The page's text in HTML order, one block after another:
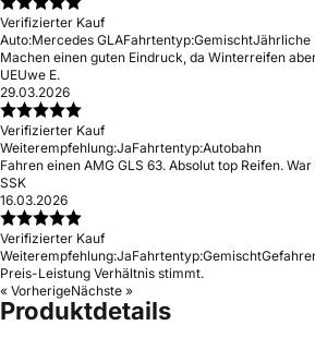
Verifizierter Kauf
Auto:Mercedes GLAFahrtentyp:GemischtJährliche
Machen einen guten Eindruck, da Winterreifen
UEUwe E.
29.03.2026
Verifizierter Kauf
Weiterempfehlung:JaFahrtentyp:Autobahn
Fahren einen AMG GLS 63. Absolut top Reifen.
SSK
16.03.2026
Verifizierter Kauf
Weiterempfehlung:JaFahrtentyp:Gemischt
Preis-Leistung Verhältnis stimmt.
« VorherigeNächste »
Produktdetails